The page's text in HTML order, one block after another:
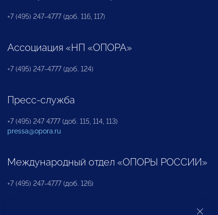
+7 (495) 247-4777 (доб. 116, 117)
Ассоциация «НП «ОПОРА»
+7 (495) 247-4777 (доб. 124)
Пресс-служба
+7 (495) 247 4777 (доб. 115, 114, 113)
pressa@opora.ru
Международный отдел «ОПОРЫ РОССИИ»
+7 (495) 247-4777 (доб. 126)